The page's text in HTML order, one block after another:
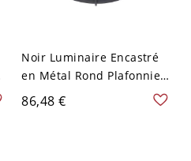
Noir Luminaire Encastré
en Métal Rond Plafonnier
LED Vintage à Abat-Jour
en Acrylique - 110 V-120 V
86,48 €